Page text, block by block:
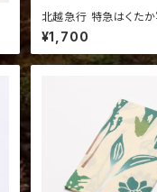
北越急行 特急はくたか
くほく線車両ガイドセッ
ッズ 鉄道資料
¥1,700